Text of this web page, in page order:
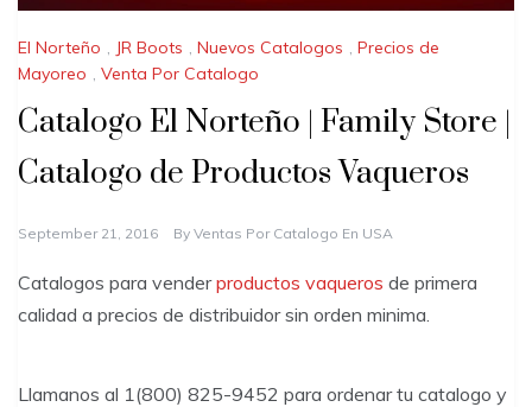
El Norteño , JR Boots , Nuevos Catalogos , Precios de
Mayoreo , Venta Por Catalogo
Catalogo El Norteño | Family Store |
Catalogo de Productos Vaqueros
September 21, 2016 By Ventas Por Catalogo En USA
Catalogos para venderproductos vaqueros de primera
calidad a precios de distribuidor sin orden minima.
Llamanos al 1(800) 825-9452 para ordenar tu catalogo y